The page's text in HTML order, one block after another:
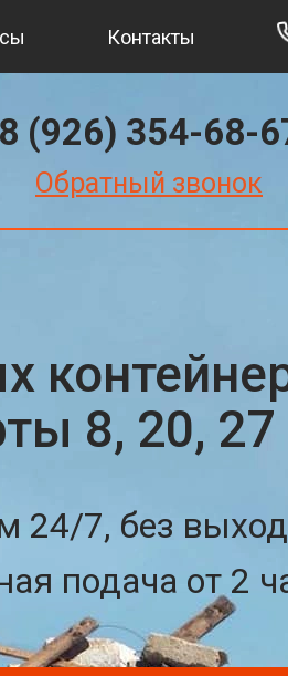
Контакты
8 (926) 354-68-
Обратный звонок
8, 20,
24/7, без
подача от 2